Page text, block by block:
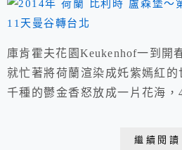
庫肯霍夫花園Keukenhof一到開
就忙著將荷蘭渲染成奼紫嫣紅
千種的鬱金香怒放成一片花海
繼續閱讀